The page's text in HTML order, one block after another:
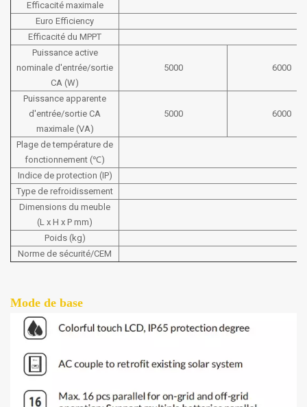
Efficacité maximale
Euro Efficiency
Efficacité du MPPT
Puissance active
nominale d'entrée/sortie
CA (W)
5000 6000
Puissance apparente
d'entrée/sortie CA
maximale (VA)
5000 6000
Plage de température de
fonctionnement (℃)
Indice de protection (IP)
Type de refroidissement
Dimensions du meuble
(L x H x P mm)
Poids (kg)
Norme de sécurité/CEM
Mode de base